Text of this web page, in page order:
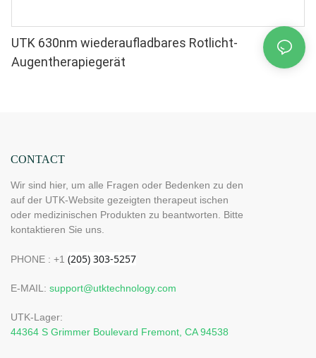
UTK 630nm wiederaufladbares Rotlicht-
Augentherapiegerät
CONTACT
Wir sind hier, um alle Fragen oder Bedenken zu den
auf der UTK-Website gezeigten therapeut ischen
oder medizinischen Produkten zu beantworten. Bitte
kontaktieren Sie uns.
PHONE : +1
E-MAIL: support@utktechnology.com
UTK-Lager:
44364 S Grimmer Boulevard Fremont, CA 94538